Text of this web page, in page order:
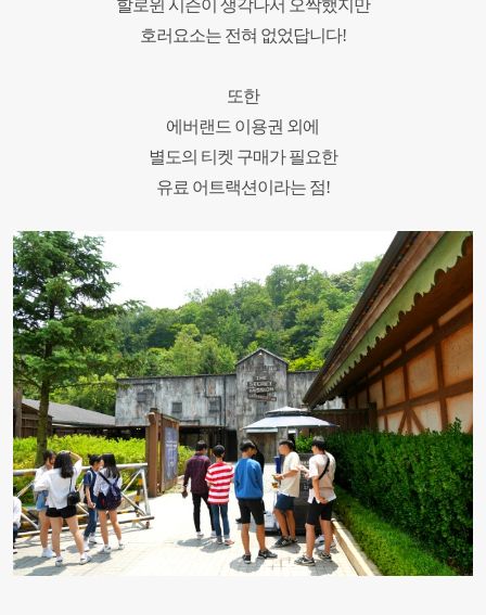
할로윈 시즌이 생각나서 오싹했지만
호러요소는 전혀 없었답니다!
또한
에버랜드 이용권 외에
별도의 티켓 구매가 필요한
유료 어트랙션이라는 점!